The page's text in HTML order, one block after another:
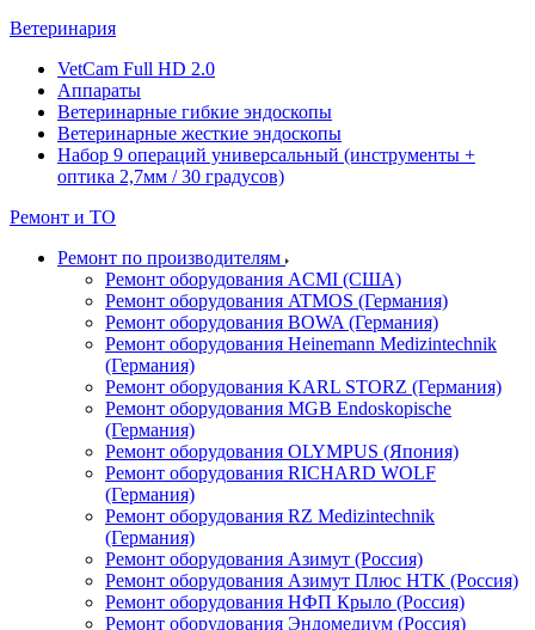
Ветеринария
VetCam Full HD 2.0
Аппараты
Ветеринарные гибкие эндоскопы
Ветеринарные жесткие эндоскопы
Набор 9 операций универсальный (инструменты +
оптика 2,7мм / 30 градусов)
Ремонт и ТО
Ремонт по производителям
Ремонт оборудования ACMI (США)
Ремонт оборудования ATMOS (Германия)
Ремонт оборудования BOWA (Германия)
Ремонт оборудования Heinemann Medizintechnik
(Германия)
Ремонт оборудования KARL STORZ (Германия)
Ремонт оборудования MGB Endoskopische
(Германия)
Ремонт оборудования OLYMPUS (Япония)
Ремонт оборудования RICHARD WOLF
(Германия)
Ремонт оборудования RZ Medizintechnik
(Германия)
Ремонт оборудования Азимут (Россия)
Ремонт оборудования Азимут Плюс НТК (Россия)
Ремонт оборудования НФП Крыло (Россия)
Ремонт оборудования Эндомедиум (Россия)